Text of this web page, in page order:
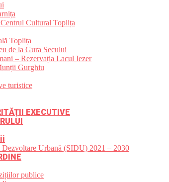
Cultural Toplița
Toplița
de la Gura Secului
– Rezervația Lacul Iezer
Gurghiu
turistice
EXECUTIVE
Dezvoltare Urbană (SIDU) 2021 – 2030
publice